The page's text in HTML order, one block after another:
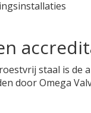
staal is de
door Omega